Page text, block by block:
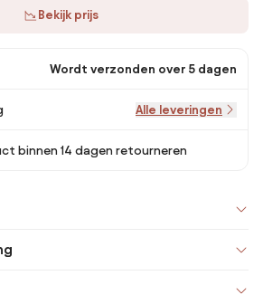
Bekijk prijs
Wordt verzonden over 5 dagen
Alle leveringen
binnen 14 dagen retourneren